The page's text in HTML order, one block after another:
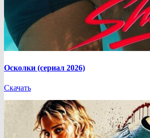
Осколки (сериал 2026)
Скачать